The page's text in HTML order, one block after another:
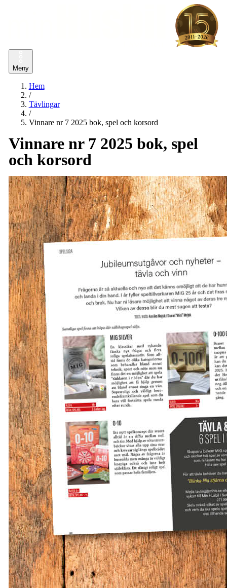
Meny
Hem
/
Tävlingar
/
Vinnare nr 7 2025 bok, spel och korsord
Vinnare nr 7 2025 bok, spel
och korsord